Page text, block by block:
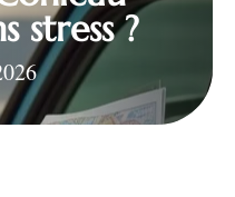
stress ?